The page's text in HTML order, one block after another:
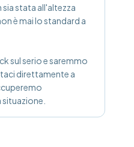
stata all'altezza
è mai lo standard a
sul serio e saremmo
direttamente a